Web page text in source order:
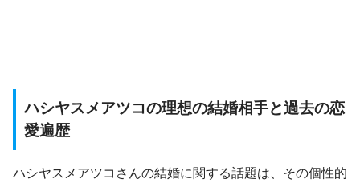
ハシヤスメアツコの理想の結婚相手と過去の恋
愛遍歴
ハシヤスメアツコさんの結婚に関する話題は、その個性的